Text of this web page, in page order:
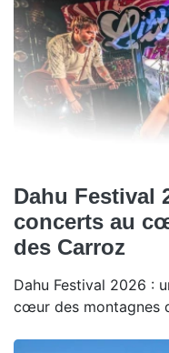
Dahu Festival
concerts au
des Carroz
Dahu Festival 2026 :
cœur des montagnes